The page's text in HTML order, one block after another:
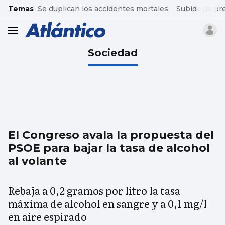
common.go-to-content
Temas Se duplican los accidentes mortales Subida de
header.menu.open
Sociedad
El Congreso avala la propuesta del
PSOE para bajar la tasa de alcohol
al volante
Rebaja a 0,2 gramos por litro la tasa
máxima de alcohol en sangre y a 0,1 mg/l
en aire espirado